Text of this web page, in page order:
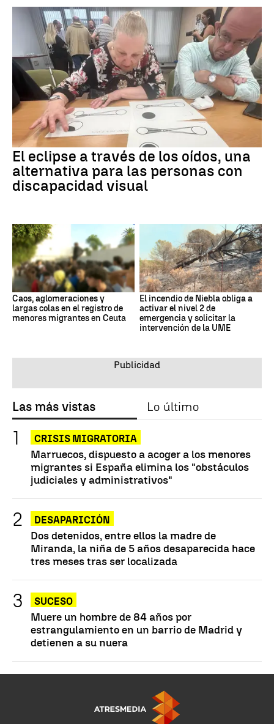
El eclipse a través de los oídos, una
alternativa para las personas con
discapacidad visual
Caos, aglomeraciones y
largas colas en el registro de
menores migrantes en Ceuta
El incendio de Niebla obliga a
activar el nivel 2 de
emergencia y solicitar la
intervención de la UME
Las más vistas Lo último
CRISIS MIGRATORIA
Marruecos, dispuesto a acoger a los menores
migrantes si España elimina los "obstáculos
judiciales y administrativos"
DESAPARICIÓN
Dos detenidos, entre ellos la madre de
Miranda, la niña de 5 años desaparecida hace
tres meses tras ser localizada
SUCESO
Muere un hombre de 84 años por
estrangulamiento en un barrio de Madrid y
detienen a su nuera